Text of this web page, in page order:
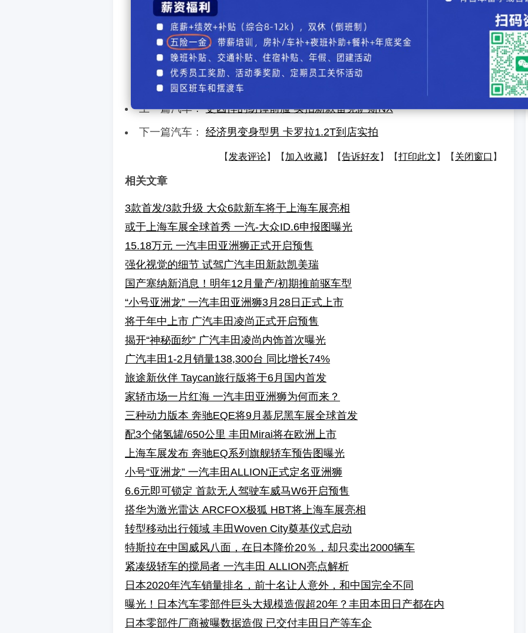
[1] [2] 下一页 尾页
汽车录入：贯通日本语 责任编辑：贯通日本语
上一篇汽车：更凶悍的纺锤前脸 实拍新款雷克萨斯NX
下一篇汽车： 经济男变身型男 卡罗拉1.2T到店实拍
【 发表评论】【 加入收藏】【告诉好友】【打印此文 】【 关闭窗口 】
相关文章
3款首发/3款升级 大众6款新车将于上海车展亮相
或于上海车展全球首秀 一汽-大众ID.6申报图曝光
15.18万元 一汽丰田亚洲狮正式开启预售
强化视觉的细节 试驾广汽丰田新款凯美瑞
国产塞纳新消息！明年12月量产/初期推前驱车型
“小号亚洲龙” 一汽丰田亚洲狮3月28日正式上市
将于年中上市 广汽丰田凌尚正式开启预售
揭开“神秘面纱” 广汽丰田凌尚内饰首次曝光
广汽丰田1-2月销量138,300台 同比增长74%
旅途新伙伴 Taycan旅行版将于6月国内首发
家轿市场一片红海 一汽丰田亚洲狮为何而来？
三种动力版本 奔驰EQE将9月慕尼黑车展全球首发
配3个储氢罐/650公里 丰田Mirai将在欧洲上市
上海车展发布 奔驰EQ系列旗舰轿车预告图曝光
小号“亚洲龙” 一汽丰田ALLION正式定名亚洲狮
6.6元即可锁定 首款无人驾驶车威马W6开启预售
搭华为激光雷达 ARCFOX极狐 HBT将上海车展亮相
转型移动出行领域 丰田Woven City奠基仪式启动
特斯拉在中国威风八面，在日本降价20％，却只卖出2000辆车
紧凑级轿车的搅局者 一汽丰田 ALLION亮点解析
日本2020年汽车销量排名，前十名让人意外，和中国完全不同
曝光！日本汽车零部件巨头大规模造假超20年？丰田本田日产都在内
日本零部件厂商被曝数据造假 已交付丰田日产等车企